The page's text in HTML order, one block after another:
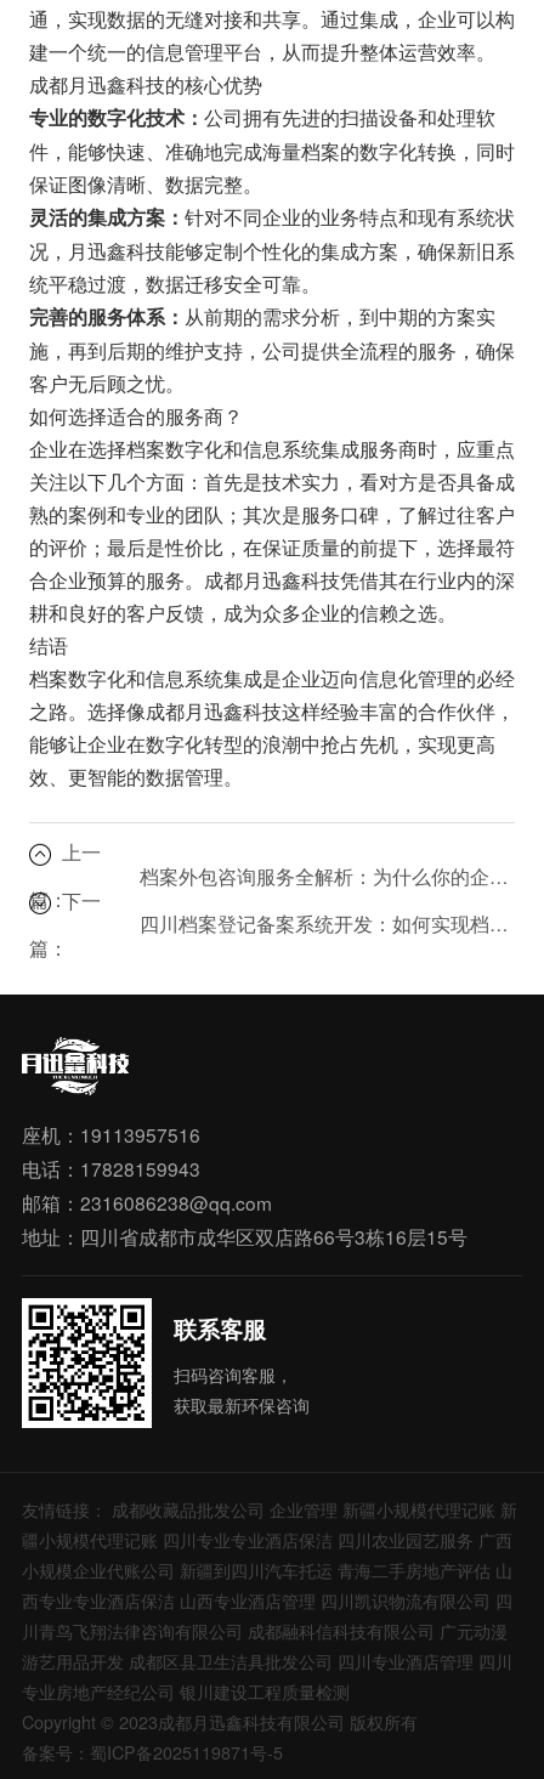
通，实现数据的无缝对接和共享。通过集成，企业可以构
建一个统一的信息管理平台，从而提升整体运营效率。
成都月迅鑫科技的核心优势
专业的数字化技术： 公司拥有先进的扫描设备和处理软
件，能够快速、准确地完成海量档案的数字化转换，同时
保证图像清晰、数据完整。
灵活的集成方案： 针对不同企业的业务特点和现有系统状
况，月迅鑫科技能够定制个性化的集成方案，确保新旧系
统平稳过渡，数据迁移安全可靠。
完善的服务体系： 从前期的需求分析，到中期的方案实
施，再到后期的维护支持，公司提供全流程的服务，确保
客户无后顾之忧。
如何选择适合的服务商？
企业在选择档案数字化和信息系统集成服务商时，应重点
关注以下几个方面：首先是技术实力，看对方是否具备成
熟的案例和专业的团队；其次是服务口碑，了解过往客户
的评价；最后是性价比，在保证质量的前提下，选择最符
合企业预算的服务。成都月迅鑫科技凭借其在行业内的深
耕和良好的客户反馈，成为众多企业的信赖之选。
结语
档案数字化和信息系统集成是企业迈向信息化管理的必经
之路。选择像成都月迅鑫科技这样经验丰富的合作伙伴，
能够让企业在数字化转型的浪潮中抢占先机，实现更高
效、更智能的数据管理。
上一
篇：
档案外包咨询服务全解析：为什么你的企业需要专业的档案管理系统服务？
下一
篇：
四川档案登记备案系统开发：如何实现档案管理的标准化与合规化？
座机：19113957516
电话：17828159943
邮箱：2316086238@qq.com
地址：四川省成都市成华区双店路66号3栋16层15号
联系客服
扫码咨询客服，
获取最新环保咨询
友情链接： 成都收藏品批发公司 企业管理 新疆小规模代理记账 新
疆小规模代理记账 四川专业专业酒店保洁 四川农业园艺服务 广西
小规模企业代账公司 新疆到四川汽车托运 青海二手房地产评估 山
西专业专业酒店保洁 山西专业酒店管理 四川凯识物流有限公司 四
川青鸟飞翔法律咨询有限公司 成都融科信科技有限公司 广元动漫
游艺用品开发 成都区县卫生洁具批发公司 四川专业酒店管理 四川
专业房地产经纪公司 银川建设工程质量检测
Copyright © 2023成都月迅鑫科技有限公司 版权所有
备案号：蜀ICP备2025119871号-5